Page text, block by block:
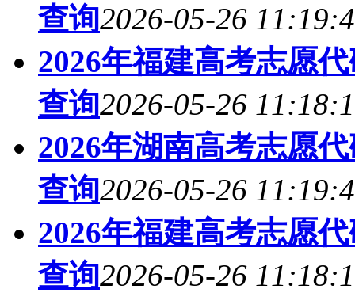
查询2026-05-26
2026年福建高考志愿
查询2026-05-26
2026年湖南高考志愿
查询2026-05-26
2026年福建高考志愿
查询2026-05-26